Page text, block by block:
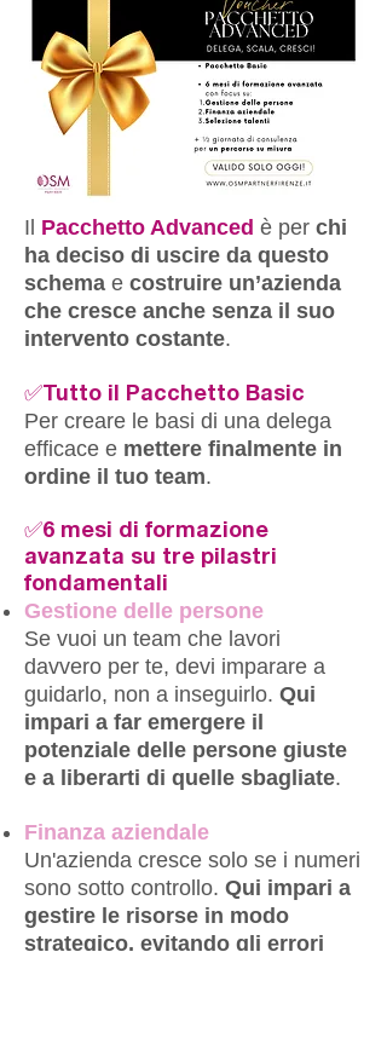
Il Pacchetto Advanced è per chi
ha deciso di uscire da questo
schema e costruire un’azienda
che cresce anche senza il suo
intervento costante.
✅Tutto il Pacchetto Basic
Per creare le basi di una delega
efficace e mettere finalmente in
ordine il tuo team.
✅6 mesi di formazione
avanzata su tre pilastri
fondamentali
Gestione delle persone
Se vuoi un team che lavori
davvero per te, devi imparare a
guidarlo, non a inseguirlo. Qui
impari a far emergere il
potenziale delle persone giuste
e a liberarti di quelle sbagliate.
Finanza aziendale
Un'azienda cresce solo se i numeri
sono sotto controllo. Qui impari a
gestire le risorse in modo
strategico, evitando gli errori